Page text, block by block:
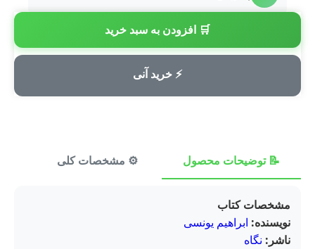
🛒 افزودن به سبد خرید
⚡ خرید آنی
💳 پرداخت امن
📝 توضیحات محصول ⚙️ مشخصات کلی
مشخصات کتاب
نویسنده: ابراهیم یونسی
ناشر: نگاه